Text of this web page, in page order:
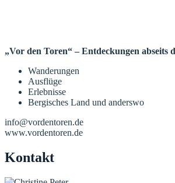
„Vor den Toren“ – Entdeckungen abseits
Wanderungen
Ausflüge
Erlebnisse
Bergisches Land und anderswo
info@vordentoren.de
www.vordentoren.de
Kontakt